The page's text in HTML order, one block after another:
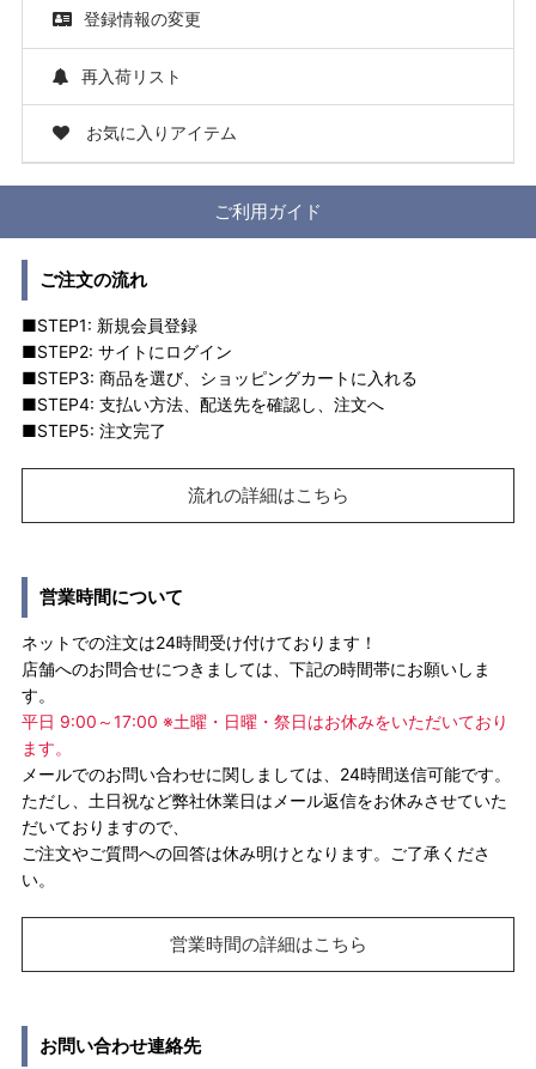
登録情報の変更
再入荷リスト
お気に入りアイテム
ご利用ガイド
ご注文の流れ
■STEP1: 新規会員登録
■STEP2: サイトにログイン
■STEP3: 商品を選び、ショッピングカートに入れる
■STEP4: 支払い方法、配送先を確認し、注文へ
■STEP5: 注文完了
流れの詳細はこちら
営業時間について
ネットでの注文は24時間受け付けております！
店舗へのお問合せにつきましては、下記の時間帯にお願いしま
す。
平日 9:00～17:00 ※土曜・日曜・祭日はお休みをいただいており
ます。
メールでのお問い合わせに関しましては、24時間送信可能です。
ただし、土日祝など弊社休業日はメール返信をお休みさせていた
だいておりますので、
ご注文やご質問への回答は休み明けとなります。ご了承くださ
い。
営業時間の詳細はこちら
お問い合わせ連絡先